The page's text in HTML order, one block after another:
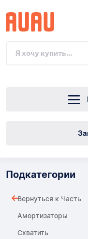
Подкатегории
Вернуться к Часть
Амортизаторы
Схватить